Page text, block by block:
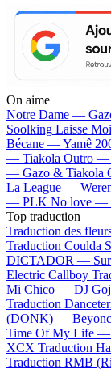
On aime
Notre Dame —
Soolking Laisse
Bécane —Yamê
— Tiakola Outro —
— Gazo & Tiakola
La League —
— PLK No love —
Top traduction
Traduction des
Traduction Coulda
DICTADOR —
Electric Callboy
Mi Chico — DJ
Traduction
(DONK) —
Time Of My Life —
XCX Traduction
Traduction RMB